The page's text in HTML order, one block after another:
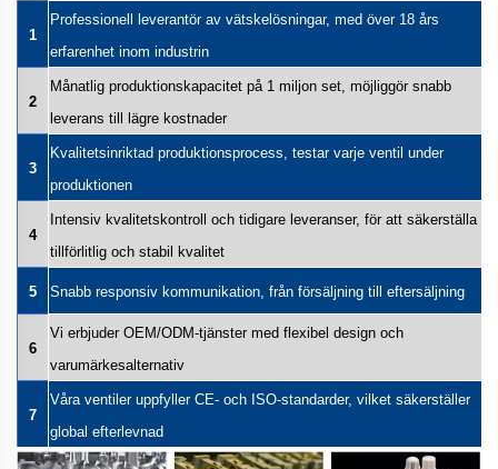
1
Professionell leverantör av vätskelösningar, med över 18 års
erfarenhet inom industrin
2
Månatlig produktionskapacitet på 1 miljon set, möjliggör snabb
leverans till lägre kostnader
3
Kvalitetsinriktad produktionsprocess, testar varje ventil under
produktionen
4
Intensiv kvalitetskontroll och tidigare leveranser, för att säkerställa
tillförlitlig och stabil kvalitet
5 Snabb responsiv kommunikation, från försäljning till eftersäljning
6
Vi erbjuder OEM/ODM-tjänster med flexibel design och
varumärkesalternativ
7
Våra ventiler uppfyller CE- och ISO-standarder, vilket säkerställer
global efterlevnad